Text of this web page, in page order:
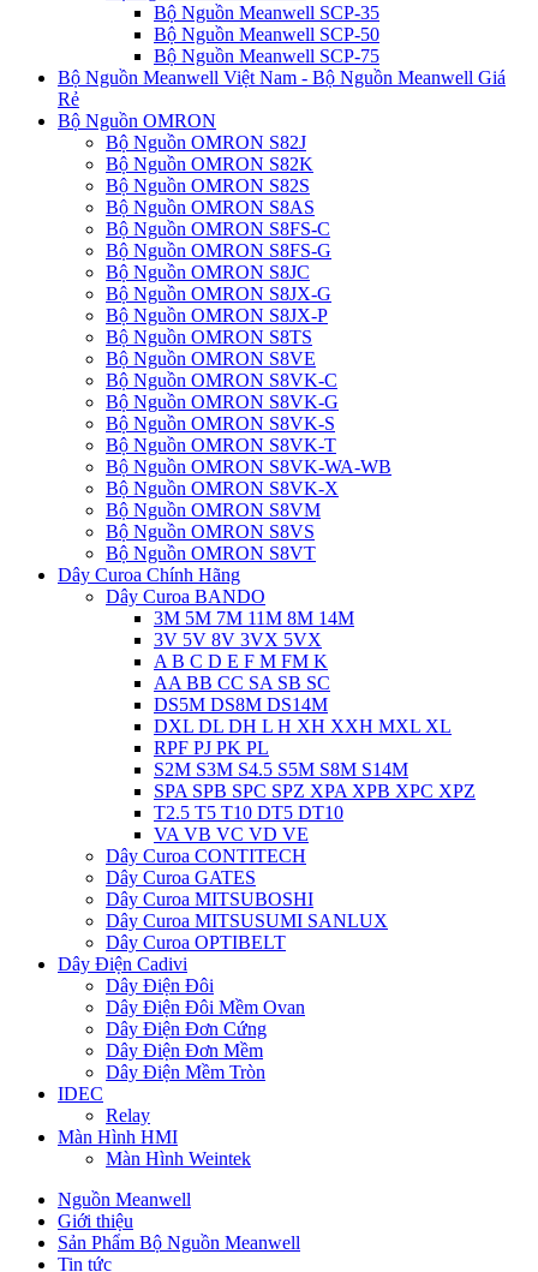
Bộ Nguồn Meanwell SCP-35
Bộ Nguồn Meanwell SCP-50
Bộ Nguồn Meanwell SCP-75
Bộ Nguồn Meanwell Việt Nam - Bộ Nguồn Meanwell Giá
Rẻ
Bộ Nguồn OMRON
Bộ Nguồn OMRON S82J
Bộ Nguồn OMRON S82K
Bộ Nguồn OMRON S82S
Bộ Nguồn OMRON S8AS
Bộ Nguồn OMRON S8FS-C
Bộ Nguồn OMRON S8FS-G
Bộ Nguồn OMRON S8JC
Bộ Nguồn OMRON S8JX-G
Bộ Nguồn OMRON S8JX-P
Bộ Nguồn OMRON S8TS
Bộ Nguồn OMRON S8VE
Bộ Nguồn OMRON S8VK-C
Bộ Nguồn OMRON S8VK-G
Bộ Nguồn OMRON S8VK-S
Bộ Nguồn OMRON S8VK-T
Bộ Nguồn OMRON S8VK-WA-WB
Bộ Nguồn OMRON S8VK-X
Bộ Nguồn OMRON S8VM
Bộ Nguồn OMRON S8VS
Bộ Nguồn OMRON S8VT
Dây Curoa Chính Hãng
Dây Curoa BANDO
3M 5M 7M 11M 8M 14M
3V 5V 8V 3VX 5VX
A B C D E F M FM K
AA BB CC SA SB SC
DS5M DS8M DS14M
DXL DL DH L H XH XXH MXL XL
RPF PJ PK PL
S2M S3M S4.5 S5M S8M S14M
SPA SPB SPC SPZ XPA XPB XPC XPZ
T2.5 T5 T10 DT5 DT10
VA VB VC VD VE
Dây Curoa CONTITECH
Dây Curoa GATES
Dây Curoa MITSUBOSHI
Dây Curoa MITSUSUMI SANLUX
Dây Curoa OPTIBELT
Dây Điện Cadivi
Dây Điện Đôi
Dây Điện Đôi Mềm Ovan
Dây Điện Đơn Cứng
Dây Điện Đơn Mềm
Dây Điện Mềm Tròn
IDEC
Relay
Màn Hình HMI
Màn Hình Weintek
Nguồn Meanwell
Giới thiệu
Sản Phẩm Bộ Nguồn Meanwell
Tin tức